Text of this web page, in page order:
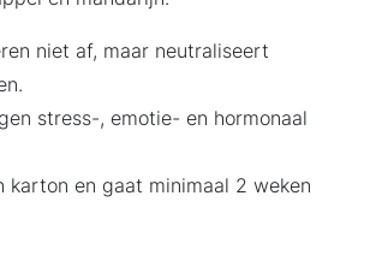
niet af, maar neutraliseert
stress-, emotie- en hormonaal
karton en gaat minimaal 2 weken